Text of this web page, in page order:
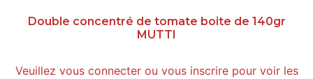
Double concentré de tomate boite de 140gr
MUTTI
Veuillez vous connecter ou vous inscrire pour voir les